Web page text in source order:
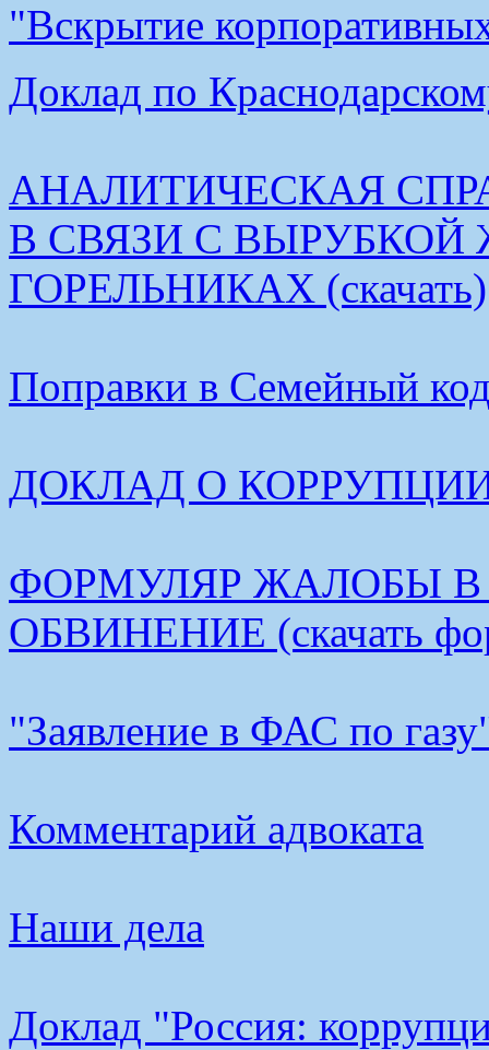
"Вскрытие
Доклад по
АНАЛИТИЧЕСКАЯ
В СВЯЗИ С
ГОРЕЛЬНИКАХ (скачать)
Поправки в Семейный
ДОКЛАД О КОРРУПЦИИ
ФОРМУЛЯР ЖАЛОБЫ
ОБВИНЕНИЕ (скачать
"Заявление в ФАС по
Комментарий адвоката
Наши дела
Доклад "Россия: